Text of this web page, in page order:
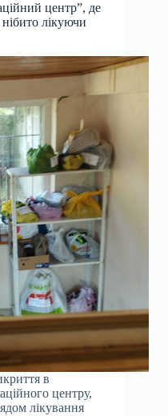
центр”, де
лікуючи
в
центру,
лікування